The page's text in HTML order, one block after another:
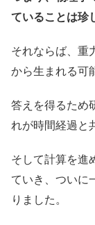
ていることは珍
それならば、重
から生まれる可
答えを得るため
れが時間経過と
そして計算を進
ていき、ついに
りました。